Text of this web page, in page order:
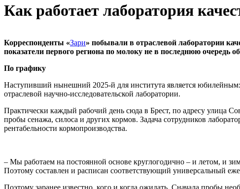
Как работает лаборатория
Корреспонденты «Зари» побывали в отраслевой лаборатории
показатели первого региона по молоку не в последнюю очередь
По графику
Наступивший нынешний 2025-й для института является юбилейным:
отраслевой научно‑исследовательской лаборатории.
Практически каждый рабочий день сюда в Брест, по адресу улица
пробы сенажа, силоса и других кормов. Задача сотрудников
рентабельности кормопроизводства.
– Мы работаем на постоянной основе круглогодично – и летом, и
Поэтому составлен и расписан соответствующий универсальный
Поэтому заранее известно, кого и когда ожидать. Сначала пробы